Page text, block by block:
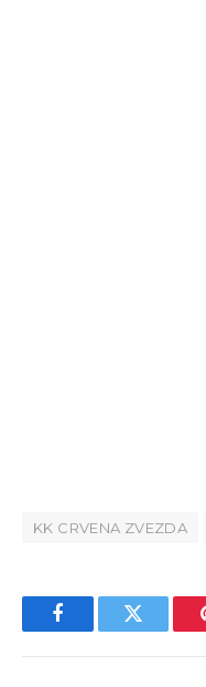
KK CRVENA ZVEZDA
FacebookTwitter